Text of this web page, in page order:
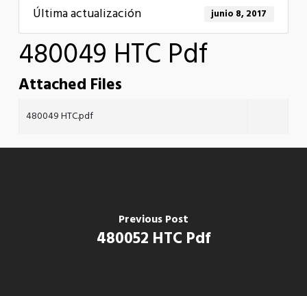
Última actualización junio 8, 2017
480049 HTC Pdf
Attached Files
480049 HTC.pdf
Previous Post
480052 HTC Pdf